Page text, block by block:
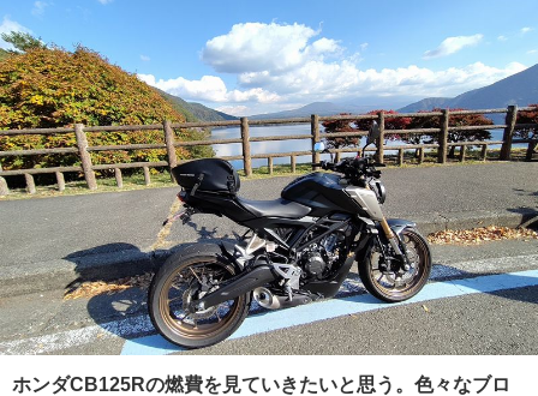
ホンダCB125Rの燃費を見ていきたいと思う。色々なブロ